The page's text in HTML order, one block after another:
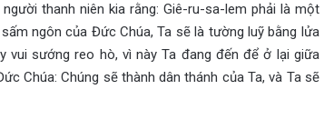
thanh niên kia rằng: Giê-ru-sa-lem phải là một
ngôn của Đức Chúa, Ta sẽ là tường luỹ bằng lửa
vui sướng reo hò, vì này Ta đang đến để ở lại giữa
Chúa: Chúng sẽ thành dân thánh của Ta, và Ta sẽ